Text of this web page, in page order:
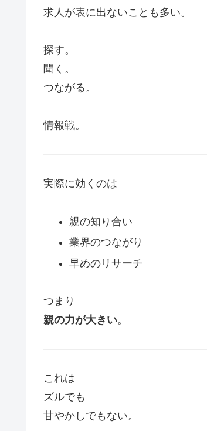
求人が表に出ないことも多い。
探す。
聞く。
つながる。
情報戦。
実際に効くのは
親の知り合い
業界のつながり
早めのリサーチ
つまり
親の力が大きい。
これは
ズルでも
甘やかしでもない。